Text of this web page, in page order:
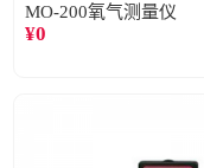
MO-200氧气测量仪
¥0